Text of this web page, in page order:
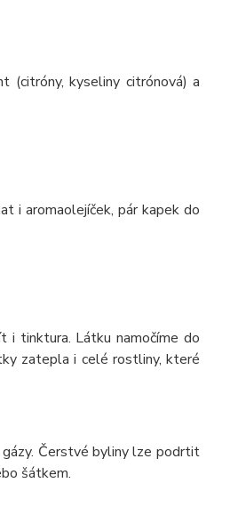
(citróny, kyseliny citrónová) a
i aromaolejíček, pár kapek do
i tinktura. Látku namočíme do
zatepla i celé rostliny, které
Čerstvé byliny lze podrtit
šátkem.